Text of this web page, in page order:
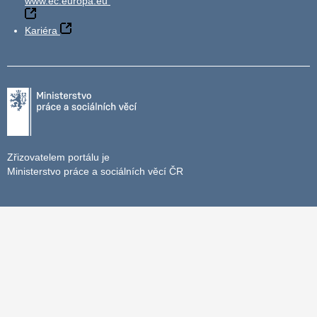
Kariéra
Zřizovatelem portálu je
Ministerstvo práce a sociálních věcí ČR